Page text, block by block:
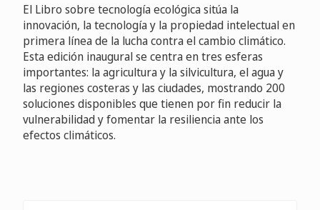
El Libro sobre tecnología ecológica sitúa la
innovación, la tecnología y la propiedad intelectual en
primera línea de la lucha contra el cambio climático.
Esta edición inaugural se centra en tres esferas
importantes: la agricultura y la silvicultura, el agua y
las regiones costeras y las ciudades, mostrando 200
soluciones disponibles que tienen por fin reducir la
vulnerabilidad y fomentar la resiliencia ante los
efectos climáticos.